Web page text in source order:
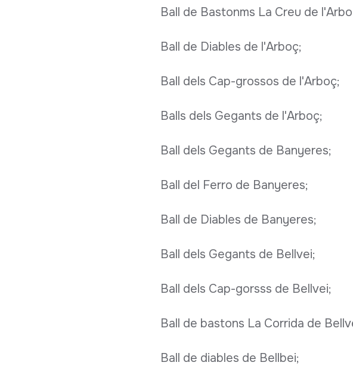
Ball de Bastonms La Creu de
Ball de Diables de l'Arboç;
Ball dels Cap-grossos de l'Arboç;
Balls dels Gegants de l'Arboç;
Ball dels Gegants de Banyeres;
Ball del Ferro de Banyeres;
Ball de Diables de Banyeres;
Ball dels Gegants de Bellvei;
Ball dels Cap-gorsss de Bellvei;
Ball de bastons La Corrida de
Ball de diables de Bellbei;